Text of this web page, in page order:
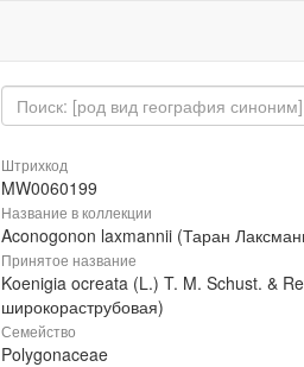
Штрихкод
MW0060199
Название в коллекции
Aconogonon laxmannii (Таран
Принятое название
Koenigia ocreata (L.) T. M. Schust. &
широкораструбовая)
Семейство
Polygonaceae